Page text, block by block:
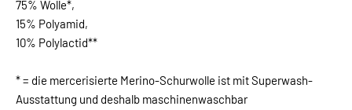
75% Wolle*,
15% Polyamid,
10% Polylactid**
* = die mercerisierte Merino-Schurwolle ist mit Superwash-
Ausstattung und deshalb maschinenwaschbar